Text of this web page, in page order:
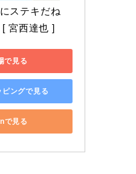
ステキだね
[ 宮西達也 ]
で見る
ングで見る
で見る